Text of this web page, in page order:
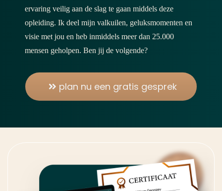
ervaring veilig aan de slag te gaan middels deze
opleiding. Ik deel mijn valkuilen, geluksmomenten en
visie met jou en heb inmiddels meer dan 25.000
mensen geholpen. Ben jij de volgende?
plan nu een gratis gesprek